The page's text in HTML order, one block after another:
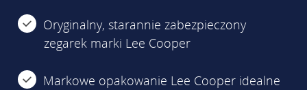
Oryginalny, starannie zabezpieczony
zegarek marki Lee Cooper
Markowe opakowanie Lee Cooper idealne